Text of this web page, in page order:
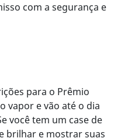
com a segurança e
para o Prêmio
vapor e vão até o dia
você tem um case de
brilhar e mostrar suas